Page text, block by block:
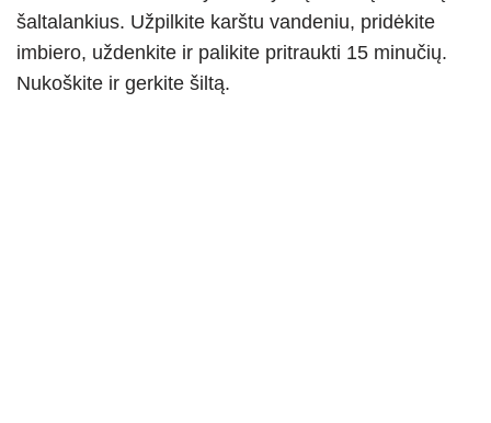
šaltalankius. Užpilkite karštu vandeniu, pridėkite
imbiero, uždenkite ir palikite pritraukti 15 minučių.
Nukoškite ir gerkite šiltą.